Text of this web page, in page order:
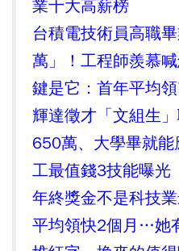
業十大高薪榜
台積電技術員高職
萬」！工程師羨慕
鍵是它：首年平均
輝達徵才「文組生
650萬、大學畢就
工最值錢3技能曝光
年終獎金不是科技
平均領快2個月…她